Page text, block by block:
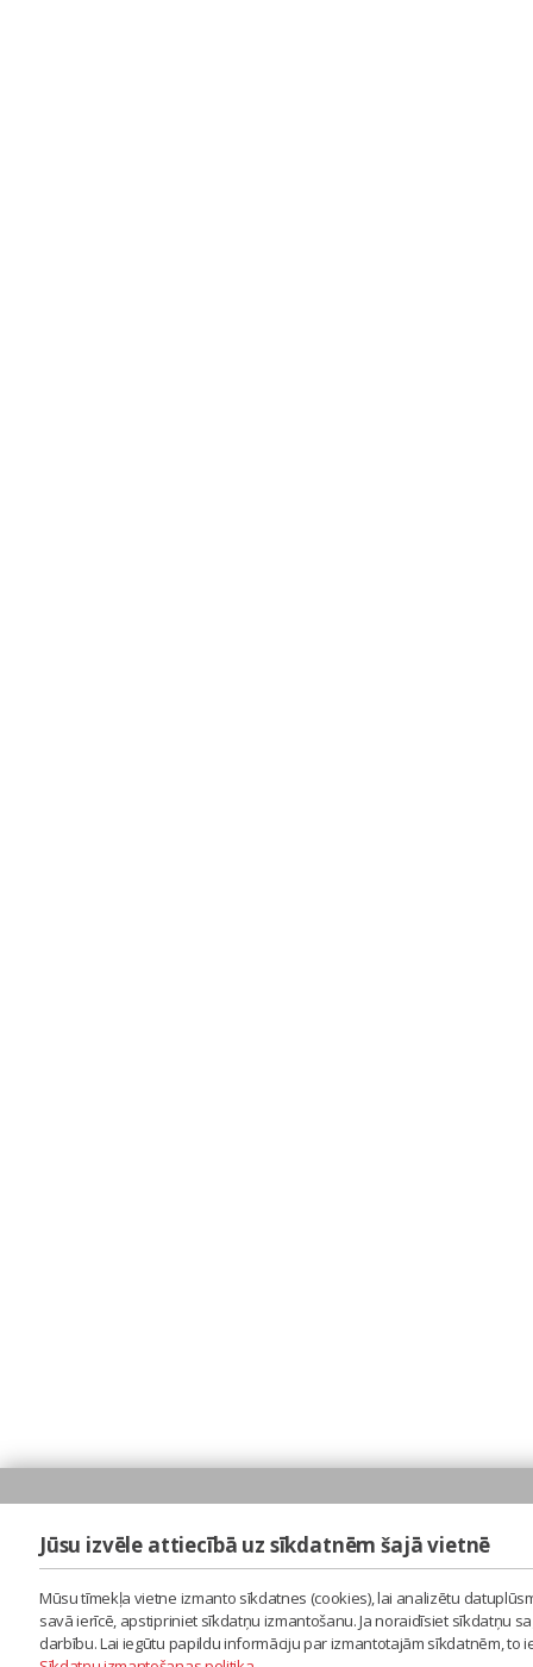
Jūsu izvēle attiecībā uz sīkdatnēm šajā vietnē
Mūsu tīmekļa vietne izmanto sīkdatnes (cookies), lai analizētu
savā ierīcē, apstipriniet sīkdatņu izmantošanu. Ja noraidīsiet sīkdatņu
darbību. Lai iegūtu papildu informāciju par izmantotajām sīkdatnēm,